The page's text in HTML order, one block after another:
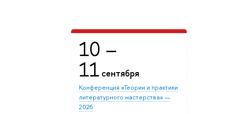
10 –
11 сентября
Конференция «Теории и практики
литературного мастерства» —
2026